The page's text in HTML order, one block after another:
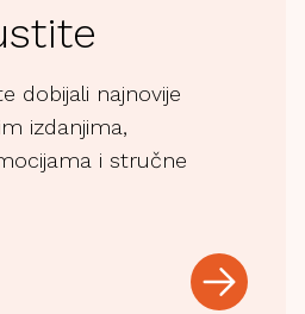
dobijali najnovije
izdanjima,
i stručne